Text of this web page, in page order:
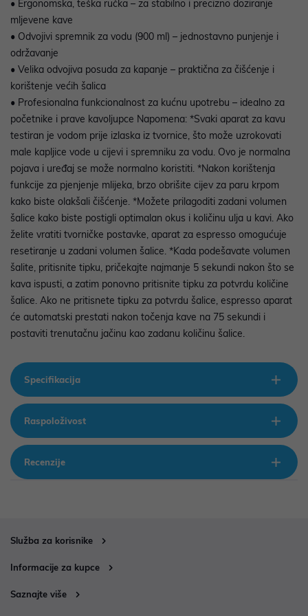
• Ergonomska, teška ručka – za stabilno i precizno doziranje
mljevene kave
• Odvojivi spremnik za vodu (900 ml) – jednostavno punjenje i
održavanje
• Velika odvojiva posuda za kapanje – praktična za čišćenje i
korištenje većih šalica
• Profesionalna funkcionalnost za kućnu upotrebu – idealno za
početnike i prave kavoljupce Napomena: *Svaki aparat za kavu
testiran je vodom prije izlaska iz tvornice, što može uzrokovati
male kapljice vode u cijevi i spremniku za vodu. Ovo je normalna
pojava i uređaj se može normalno koristiti. *Nakon korištenja
funkcije za pjenjenje mlijeka, brzo obrišite cijev za paru krpom
kako biste olakšali čišćenje. *Možete prilagoditi zadani volumen
šalice kako biste postigli optimalan okus i količinu ulja u kavi. Ako
želite vratiti tvorničke postavke, aparat za espresso omogućuje
resetiranje u zadani volumen šalice. *Kada podešavate volumen
šalite, pritisnite tipku, pričekajte najmanje 5 sekundi nakon što se
kava ispusti, a zatim ponovno pritisnite tipku za potvrdu količine
šalice. Ako ne pritisnete tipku za potvrdu šalice, espresso aparat
će automatski prestati nakon točenja kave na 75 sekundi i
postaviti trenutačnu jačinu kao zadanu količinu šalice.
Specifikacija
Raspoloživost
Recenzije
Služba za korisnike
Informacije za kupce
Saznajte više